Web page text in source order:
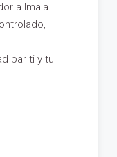
a Imala
par ti y tu